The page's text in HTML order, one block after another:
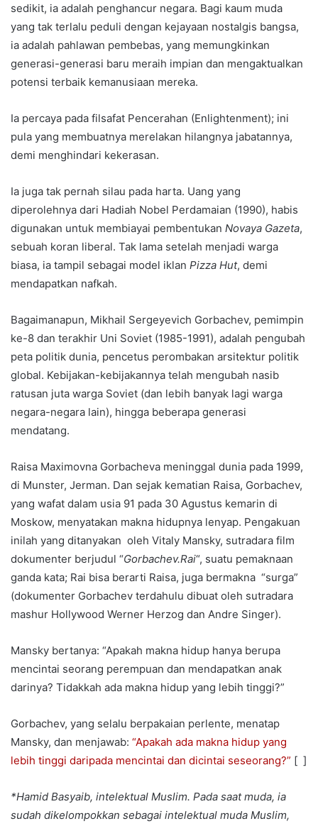
sedikit, ia adalah penghancur negara. Bagi kaum muda
yang tak terlalu peduli dengan kejayaan nostalgis bangsa,
ia adalah pahlawan pembebas, yang memungkinkan
generasi-generasi baru meraih impian dan mengaktualkan
potensi terbaik kemanusiaan mereka.
Ia percaya pada filsafat Pencerahan (Enlightenment); ini
pula yang membuatnya merelakan hilangnya jabatannya,
demi menghindari kekerasan.
Ia juga tak pernah silau pada harta. Uang yang
diperolehnya dari Hadiah Nobel Perdamaian (1990), habis
digunakan untuk membiayai pembentukan Novaya Gazeta,
sebuah koran liberal. Tak lama setelah menjadi warga
biasa, ia tampil sebagai model iklan Pizza Hut, demi
mendapatkan nafkah.
Bagaimanapun, Mikhail Sergeyevich Gorbachev, pemimpin
ke-8 dan terakhir Uni Soviet (1985-1991), adalah pengubah
peta politik dunia, pencetus perombakan arsitektur politik
global. Kebijakan-kebijakannya telah mengubah nasib
ratusan juta warga Soviet (dan lebih banyak lagi warga
negara-negara lain), hingga beberapa generasi
mendatang.
Raisa Maximovna Gorbacheva meninggal dunia pada 1999,
di Munster, Jerman. Dan sejak kematian Raisa, Gorbachev,
yang wafat dalam usia 91 pada 30 Agustus kemarin di
Moskow, menyatakan makna hidupnya lenyap. Pengakuan
inilah yang ditanyakan oleh Vitaly Mansky, sutradara film
dokumenter berjudul “Gorbachev.Rai“, suatu pemaknaan
ganda kata; Rai bisa berarti Raisa, juga bermakna “surga”
(dokumenter Gorbachev terdahulu dibuat oleh sutradara
mashur Hollywood Werner Herzog dan Andre Singer).
Mansky bertanya: “Apakah makna hidup hanya berupa
mencintai seorang perempuan dan mendapatkan anak
darinya? Tidakkah ada makna hidup yang lebih tinggi?”
Gorbachev, yang selalu berpakaian perlente, menatap
Mansky, dan menjawab: “Apakah ada makna hidup yang
lebih tinggi daripada mencintai dan dicintai seseorang?” [ ]
*Hamid Basyaib, intelektual Muslim. Pada saat muda, ia
sudah dikelompokkan sebagai intelektual muda Muslim,